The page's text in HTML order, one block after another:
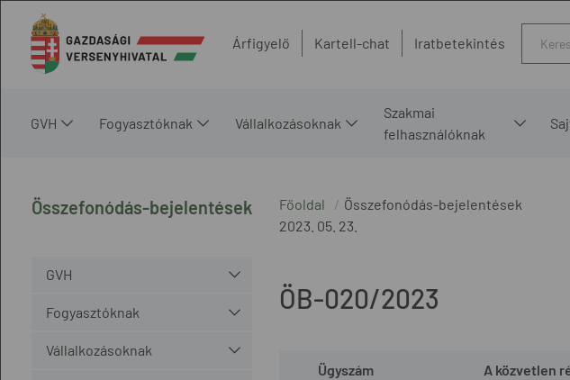
Árfigyelő Kartell-chat Iratbetekintés
GVH Fogyasztóknak Vállalkozásoknak
Szakmai
felhasználóknak
Összefonódás-bejelentések
GVH
Fogyasztóknak
Vállalkozásoknak
Főoldal
Összefonódás-bejelentések
2023. 05. 23.
ÖB-020/2023
Ügyszám A közvetlen